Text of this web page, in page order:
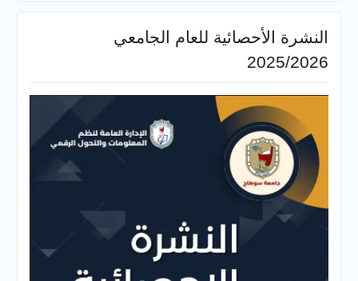
النشرة الأحصائية للعام الجامعي
2025/2026